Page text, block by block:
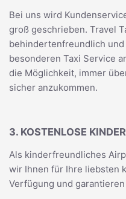
Bei uns wird
groß geschrieben. Travel
behindertenfreundlich
besonderen Taxi Service
die Möglichkeit, immer
sicher anzukommen.
3. KOSTENLOSE
Als kinderfreundliches
wir Ihnen für Ihre liebsten
Verfügung und